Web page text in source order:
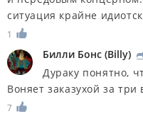
ситуация крайне
1
Билли Бонс (Billy)
Дураку понятно,
Воняет заказухой за три
7